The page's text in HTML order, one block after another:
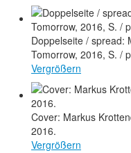
Doppelseite / spread:
Tomorrow, 2016, S. /
Vergrößern
Cover: Markus
2016.
Vergrößern